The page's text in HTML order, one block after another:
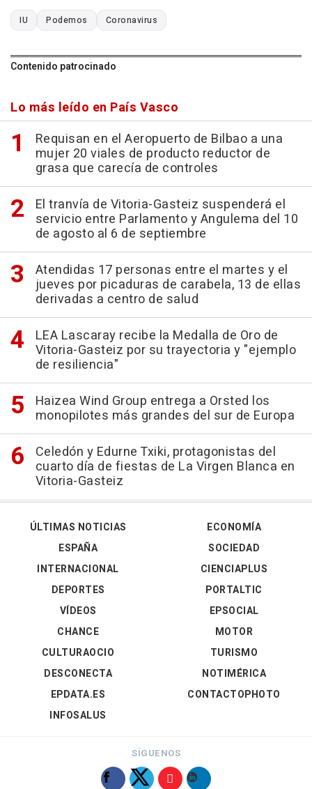
IU Podemos Coronavirus
Contenido patrocinado
Lo más leído en País Vasco
Requisan en el Aeropuerto de Bilbao a una
mujer 20 viales de producto reductor de
grasa que carecía de controles
El tranvía de Vitoria-Gasteiz suspenderá el
servicio entre Parlamento y Angulema del 10
de agosto al 6 de septiembre
Atendidas 17 personas entre el martes y el
jueves por picaduras de carabela, 13 de ellas
derivadas a centro de salud
LEA Lascaray recibe la Medalla de Oro de
Vitoria-Gasteiz por su trayectoria y "ejemplo
de resiliencia"
Haizea Wind Group entrega a Orsted los
monopilotes más grandes del sur de Europa
Celedón y Edurne Txiki, protagonistas del
cuarto día de fiestas de La Virgen Blanca en
Vitoria-Gasteiz
ÚLTIMAS NOTICIAS
ESPAÑA
INTERNACIONAL
DEPORTES
VÍDEOS
ECONOMÍA
SOCIEDAD
CIENCIAPLUS
PORTALTIC
EPSOCIAL
CHANCE
CULTURAOCIO
DESCONECTA
EPDATA.ES
INFOSALUS
MOTOR
TURISMO
NOTIMÉRICA
CONTACTOPHOTO
SÍGUENOS